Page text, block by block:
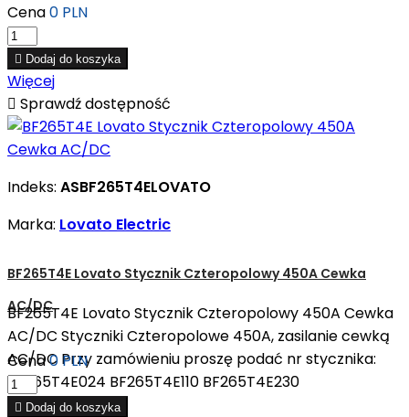
Cena0 PLN
 Dodaj do koszyka
Więcej
 Sprawdź dostępność
Indeks: ASBF265T4ELOVATO
Marka: Lovato Electric
BF265T4E Lovato Stycznik Czteropolowy 450A Cewka
AC/DC
BF265T4E Lovato Stycznik Czteropolowy 450A Cewka
AC/DC Styczniki Czteropolowe 450A, zasilanie cewką
AC/DC Przy zamówieniu proszę podać nr stycznika:
BF265T4E024 BF265T4E110 BF265T4E230
BF265T4E400
Cena0 PLN
 Dodaj do koszyka